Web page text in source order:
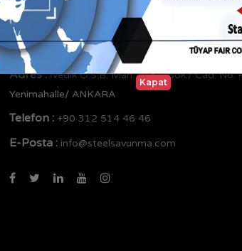
Kapat
Bize Ulaşın
Adres :İvedik O.S.B. Mah. 1452. Sok./ Cad. No:
Yenimahalle/ ANKARA
Telefon : +90 312 514 46 46
E-Posta : info@steelsavunma.com